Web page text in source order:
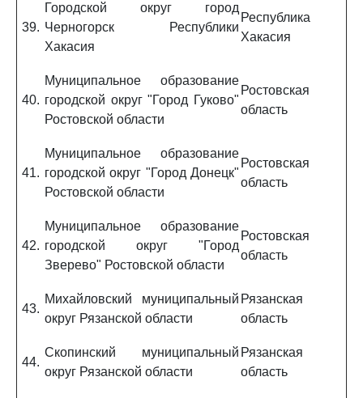
39.
Городской округ город
Черногорск Республики
Хакасия
Республика
Хакасия
40.
Муниципальное образование
городской округ "Город Гуково"
Ростовской области
Ростовская
область
41.
Муниципальное образование
городской округ "Город Донецк"
Ростовской области
Ростовская
область
42.
Муниципальное образование
городской округ "Город
Зверево" Ростовской области
Ростовская
область
43.
Михайловский муниципальный
округ Рязанской области
Рязанская
область
44.
Скопинский муниципальный
округ Рязанской области
Рязанская
область